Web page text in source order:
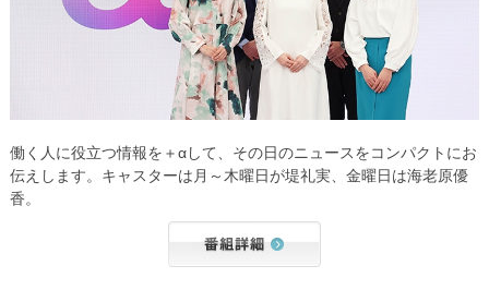
働く人に役立つ情報を＋αして、その日のニュースをコンパクトにお
伝えします。キャスターは月～木曜日が堤礼実、金曜日は海老原優
香。